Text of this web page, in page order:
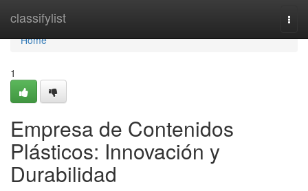
classifylist
Home
Home
1
Empresa de Contenidos
Plásticos: Innovación y
Durabilidad